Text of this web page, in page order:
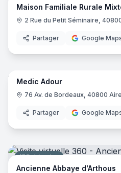
Maison Familiale Rurale
2 Rue du Petit Séminaire,
Partager Google
Magasin de matériel médical
Medic Adour
76 Av. de Bordeaux, 40800
Partager Google
Patrimoine
Ancienne Abbaye d'Arthous